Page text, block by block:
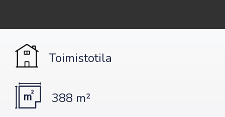
Toimistotila
388 m²